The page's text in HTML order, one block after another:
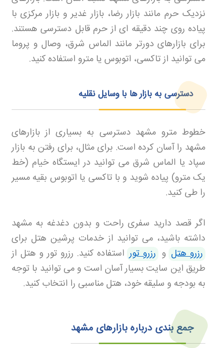
نزدیک حرم مانند بازار رضا، بازار غدیر و بازار مرکزی با
پیاده روی چند دقیقه ای از حرم قابل دسترسی هستند.
برای بازارهای دورتر مانند الماس شرق، وصال و پروما
می توانید از تاکسی، اتوبوس یا مترو استفاده کنید.
دسترسی به بازار ها با وسایل نقلیه
خطوط مترو مشهد دسترسی به بسیاری از بازارهای
مشهد را آسان کرده است. برای مثال، برای رفتن به بازار
سپاد یا الماس شرق می توانید در ایستگاه خیام (خط
یک مترو) پیاده شوید و با تاکسی یا اتوبوس بقیه مسیر
را طی کنید.
اگر قصد دارید سفری راحت و بدون دغدغه به مشهد
داشته باشید، می توانید از خدمات پرشین هتل برای
رزرو هتل و رزرو تور استفاده کنید. رزرو تور و هتل از
طریق این سایت بسیار آسان است و می توانید با توجه
به بودجه و سلیقه خود، هتل مناسبی را انتخاب کنید.
جمع بندی درباره بازارهای مشهد